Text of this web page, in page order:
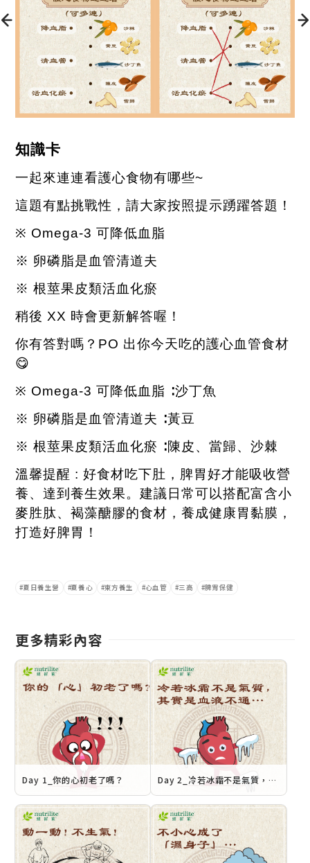
知識卡
一起來連連看護心食物有哪些~
這題有點挑戰性，請大家按照提示踴躍答題！
※ Omega-3可降低血脂
※ 卵磷脂是血管清道夫
※ 根莖果皮類活血化瘀
稍後 XX 時會更新解答喔！
你有答對嗎？ PO 出你今天吃的護心血管食材
😋
※ Omega-3可降低血脂 ∶沙丁魚
※ 卵磷脂是血管清道夫 ∶黃豆
※ 根莖果皮類活血化瘀 ∶陳皮、當歸、沙棘
溫馨提醒 :好食材吃下肚，脾胃好才能吸收營
養、達到養生效果。建議日常可以搭配富含小
麥胜肽、褐藻醣膠的食材，養成健康胃黏膜，
打造好脾胃！
夏日養生營 夏養心 東方養生 心血管 三高 脾胃保健
更多精彩內容
Day 1_你的心初老了嗎？ Day 2_冷若冰霜不是氣質，是血液不通